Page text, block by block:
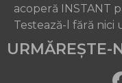
acoperă INSTANT
Testează-l fără nici
URMĂREȘTE-